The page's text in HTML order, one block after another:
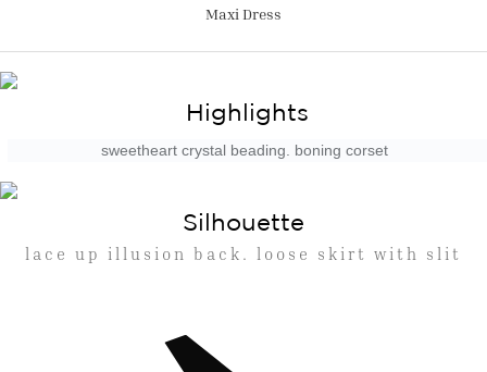
Maxi Dress
Highlights
sweetheart crystal beading. boning corset
Silhouette
lace up illusion back. loose skirt with slit